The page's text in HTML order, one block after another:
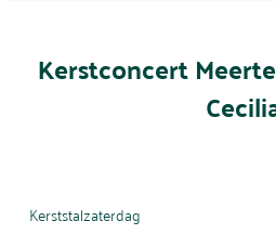
Kerstconcert
Kerststalzaterdag